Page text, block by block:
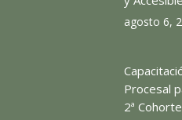
agosto 6,
Procesal
2ª Cohorte